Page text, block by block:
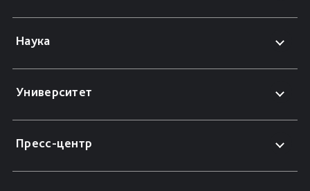
Наука
Университет
Пресс-центр